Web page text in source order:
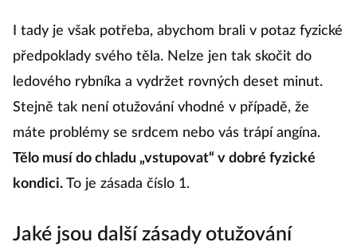
I tady je však potřeba, abychom brali v potaz fyzické
předpoklady svého těla. Nelze jen tak skočit do
ledového rybníka a vydržet rovných deset minut.
Stejně tak není otužování vhodné v případě, že
máte problémy se srdcem nebo vás trápí angína.
Tělo musí do chladu „vstupovat“ v dobré fyzické
kondici. To je zásada číslo 1.
Jaké jsou další zásady otužování